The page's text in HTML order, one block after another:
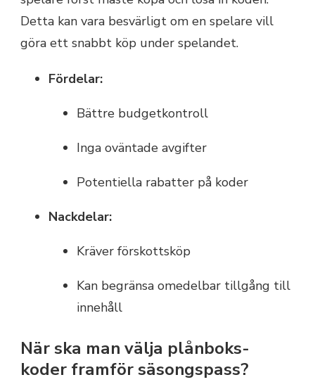
Detta kan vara besvärligt om en spelare vill
göra ett snabbt köp under spelandet.
Fördelar:
Bättre budgetkontroll
Inga oväntade avgifter
Potentiella rabatter på koder
Nackdelar:
Kräver förskottsköp
Kan begränsa omedelbar tillgång till
innehåll
När ska man välja plånboks-
koder framför säsongspass?